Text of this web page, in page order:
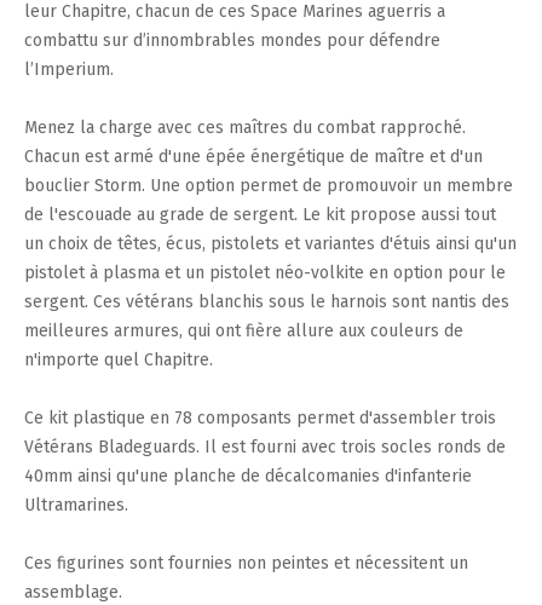
leur Chapitre, chacun de ces Space Marines aguerris a
combattu sur d’innombrables mondes pour défendre
l’Imperium.
Menez la charge avec ces maîtres du combat rapproché.
Chacun est armé d'une épée énergétique de maître et d'un
bouclier Storm. Une option permet de promouvoir un membre
de l'escouade au grade de sergent. Le kit propose aussi tout
un choix de têtes, écus, pistolets et variantes d'étuis ainsi qu'un
pistolet à plasma et un pistolet néo-volkite en option pour le
sergent. Ces vétérans blanchis sous le harnois sont nantis des
meilleures armures, qui ont fière allure aux couleurs de
n'importe quel Chapitre.
Ce kit plastique en 78 composants permet d'assembler trois
Vétérans Bladeguards. Il est fourni avec trois socles ronds de
40mm ainsi qu'une planche de décalcomanies d'infanterie
Ultramarines.
Ces figurines sont fournies non peintes et nécessitent un
assemblage.